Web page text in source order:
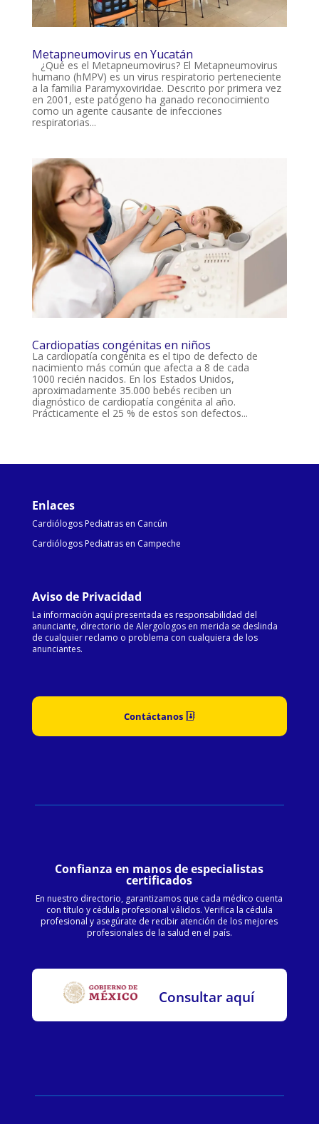
Metapneumovirus en Yucatán
¿Qué es el Metapneumovirus? El Metapneumovirus
humano (hMPV) es un virus respiratorio perteneciente
a la familia Paramyxoviridae. Descrito por primera vez
en 2001, este patógeno ha ganado reconocimiento
como un agente causante de infecciones
respiratorias...
Cardiopatías congénitas en niños
La cardiopatía congénita es el tipo de defecto de
nacimiento más común que afecta a 8 de cada
1000 recién nacidos. En los Estados Unidos,
aproximadamente 35.000 bebés reciben un
diagnóstico de cardiopatía congénita al año.
Prácticamente el 25 % de estos son defectos...
Enlaces
Cardiólogos Pediatras en Cancún
Cardiólogos Pediatras en Campeche
Aviso de Privacidad
La información aquí presentada es responsabilidad del
anunciante, directorio de Alergologos en merida se deslinda
de cualquier reclamo o problema con cualquiera de los
anunciantes.
Contáctanos
Confianza en manos de especialistas
certificados
En nuestro directorio, garantizamos que cada médico cuenta
con título y cédula profesional válidos. Verifica la cédula
profesional y asegúrate de recibir atención de los mejores
profesionales de la salud en el país.
Consultar aquí